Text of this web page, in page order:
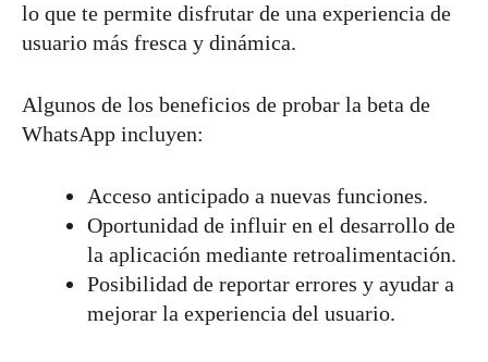
lo que te permite disfrutar de una experiencia de
usuario más fresca y dinámica.
Algunos de los beneficios de probar la beta de
WhatsApp incluyen:
Acceso anticipado a nuevas funciones.
Oportunidad de influir en el desarrollo de
la aplicación mediante retroalimentación.
Posibilidad de reportar errores y ayudar a
mejorar la experiencia del usuario.